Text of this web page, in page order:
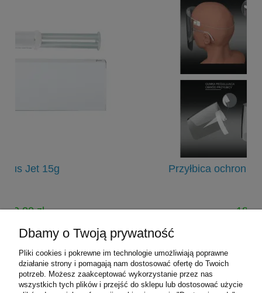
Przyłbica ochronna STANDARD 1op.
18,90 zł
Cena regularna:25,00 zł
do koszyka
Dbamy o Twoją prywatność
Pliki cookies i pokrewne im technologie umożliwiają poprawne
działanie strony i pomagają nam dostosować ofertę do Twoich
potrzeb. Możesz zaakceptować wykorzystanie przez nas
wszystkich tych plików i przejść do sklepu lub dostosować użycie